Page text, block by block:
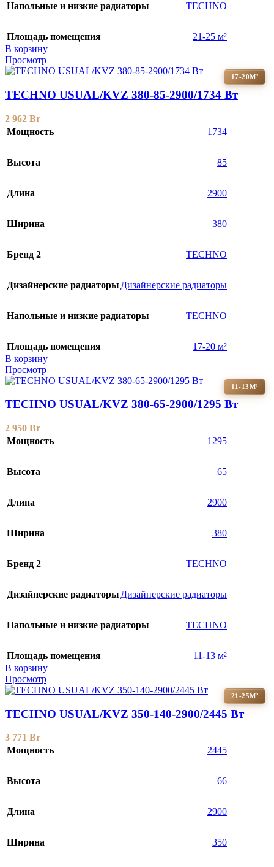
Напольные и низкие радиаторы TECHNO
Площадь помещения
21-25 м²
В корзину
Просмотр
17-20М²
TECHNO USUAL/KVZ 380-85-2900/1734 Вт
2 962 Br
Мощность
1734
Высота 85
Длина 2900
Ширина 380
Бренд 2 TECHNO
Дизайнерские радиаторы Дизайнерские радиаторы
Напольные и низкие радиаторы TECHNO
Площадь помещения
17-20 м²
В корзину
Просмотр
11-13М²
TECHNO USUAL/KVZ 380-65-2900/1295 Вт
2 950 Br
Мощность
1295
Высота 65
Длина 2900
Ширина 380
Бренд 2 TECHNO
Дизайнерские радиаторы Дизайнерские радиаторы
Напольные и низкие радиаторы TECHNO
Площадь помещения
11-13 м²
В корзину
Просмотр
21-25М²
TECHNO USUAL/KVZ 350-140-2900/2445 Вт
3 771 Br
Мощность
2445
Высота 66
Длина 2900
Ширина 350